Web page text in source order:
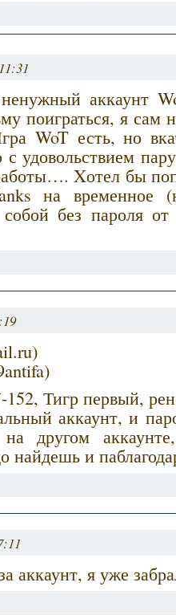
аккаунт
поиграться, я сам
WoT есть, но
удовольствием
Xотел бы
на временное
без пароля
Тигр первый,
аккаунт, и
другом
найдешь и
аккаунт, я уже